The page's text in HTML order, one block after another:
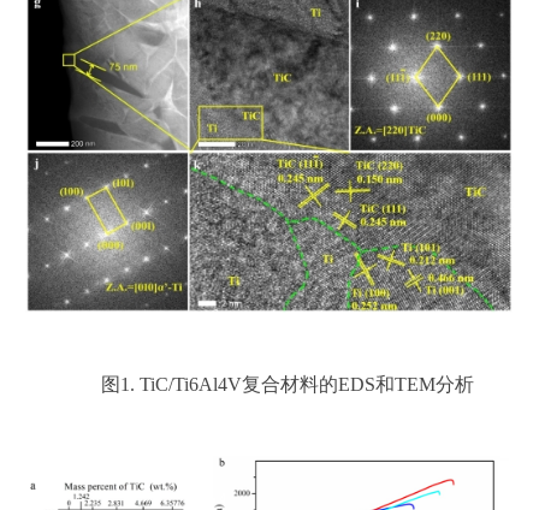
图 1. TiC/Ti6Al4V复合材料的EDS和TEM分析